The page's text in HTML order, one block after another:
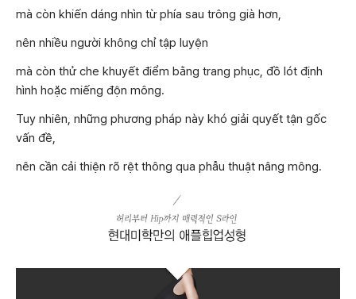
mà còn khiến dáng nhìn từ phía sau trông già hơn,
nên nhiều người không chỉ tập luyện
mà còn thử che khuyết điểm bằng trang phục, đồ lót định
hình hoặc miếng độn mông.
Tuy nhiên, những phương pháp này khó giải quyết tận gốc
vấn đề,
nên cần cải thiện rõ rệt thông qua phẫu thuật nâng mông.